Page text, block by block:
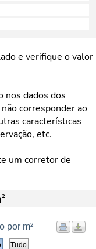
e verifique o valor
nos dados dos
corresponder ao
características
etc.
um corretor de
por m²
Tudo